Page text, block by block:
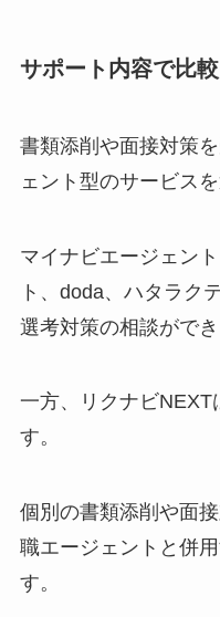
サポート内容で比較
書類添削や面接対策
ェント型のサービス
マイナビエージェン
ト、doda、ハタラク
選考対策の相談ができ
一方、リクナビ
す。
個別の書類添削や面
職エージェントと併
す。